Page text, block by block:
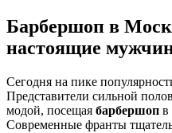
Барбершоп в
настоящие
Сегодня на пике
Представители сильной
модой, посещая барбершоп в
Современные франты